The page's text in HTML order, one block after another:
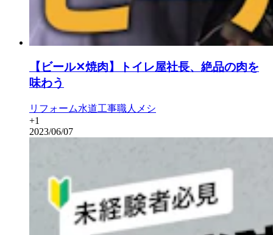
【ビール✕焼肉】トイレ屋社長、絶品の肉を
味わう
リフォーム水道工事職人メシ
+1
2023/06/07